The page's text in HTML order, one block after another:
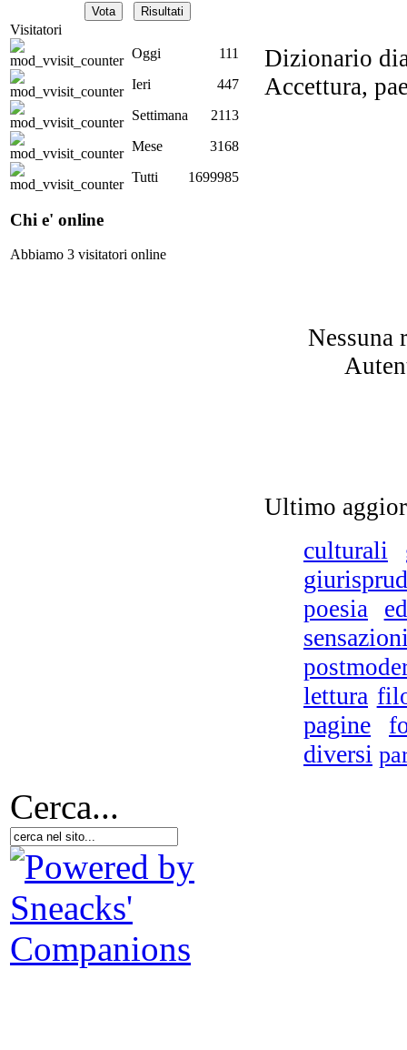
La
Visitatori
Oggi
111
Ieri
447
Settimana
2113
Mese
3168
Tutti
1699985
Chi e' online
Abbiamo 3 visitatori online
Dizionario
Accettura,
Nessuna
Ultimo
culturali
poesia
lettura
pagine
diversi
Cerca...